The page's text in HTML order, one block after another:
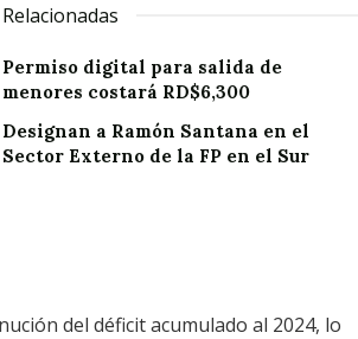
Relacionadas
Permiso digital para salida de
menores costará RD$6,300
Designan a Ramón Santana en el
Sector Externo de la FP en el Sur
del déficit acumulado al 2024, lo